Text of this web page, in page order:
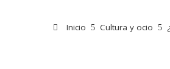
Inicio Cultura y ocio